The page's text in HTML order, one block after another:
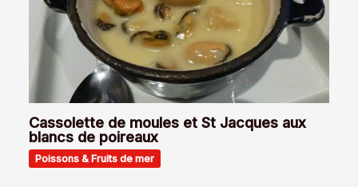
Cassolette de moules et St Jacques aux
blancs de poireaux
Poissons & Fruits de mer